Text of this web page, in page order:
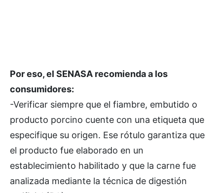
Por eso, el SENASA recomienda a los
consumidores:
-Verificar siempre que el fiambre, embutido o
producto porcino cuente con una etiqueta que
especifique su origen. Ese rótulo garantiza que
el producto fue elaborado en un
establecimiento habilitado y que la carne fue
analizada mediante la técnica de digestión